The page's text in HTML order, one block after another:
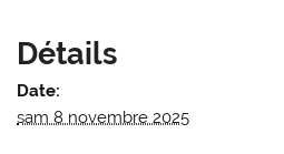
Détails
Date:
sam 8 novembre 2025